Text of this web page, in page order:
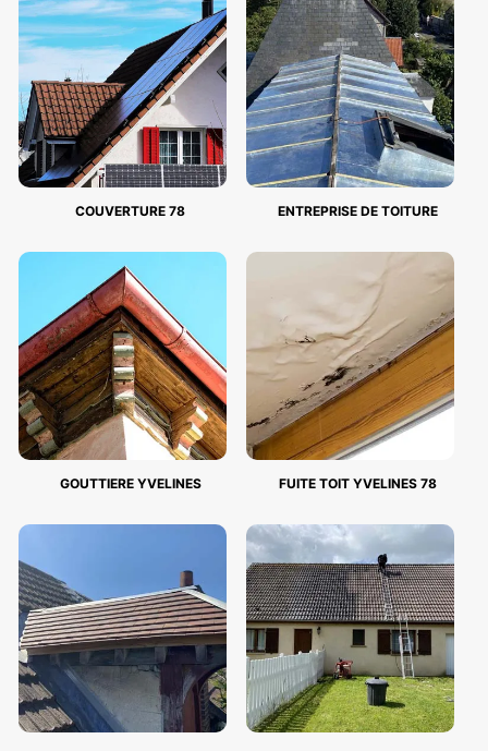
COUVERTURE 78 ENTREPRISE DE TOITURE
GOUTTIERE YVELINES FUITE TOIT YVELINES 78